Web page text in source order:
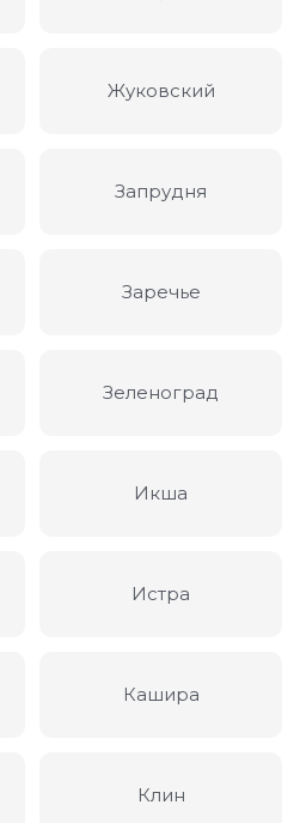
Жуковский
Запрудня
Заречье
Зеленоград
Икша
Истра
Кашира
Клин